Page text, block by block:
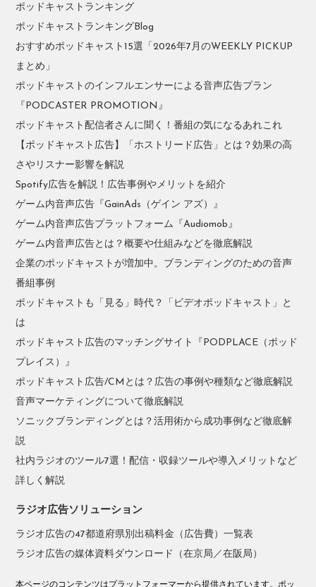
ポッドキャストランキング
ポッドキャストランキングBlog
おすすめポッドキャスト15選「2026年7月のWEEKLY PICKUP
まとめ」
ポッドキャストのインフルエンサーによる音声広告プラン
『PODCASTER PROMOTION』
ポッドキャスト配信者さんに聞く！番組の気になるあれこれ
【ポッドキャスト広告】「ホストリード広告」とは？効果の高
さやリスナー影響を解説
Spotify広告を解説！広告事例やメリットを紹介
ゲーム内音声広告『GainAds（ゲイン アズ）』
ゲーム内音声広告プラットフォーム『Audiomob』
ゲーム内音声広告とは？概要や仕組みなどを徹底解説
企業のポッドキャストが増加中。ブランディングのための音声
番組事例
ポッドキャストも「見る」時代？「ビデオポッドキャスト」と
は
ポッドキャスト広告のマッチングサイト『PODPLACE（ポッド
プレイス）』
ポッドキャスト広告/CMとは？広告の事例や種類など徹底解説
音声マーケティングについて徹底解説
ソニックブランディングとは？活用術から成功事例など徹底解
説
社内ラジオのツール7選！配信・収録ツールや導入メリットなど
詳しく解説
ラジオ広告ソリューション
ラジオ広告の47都道府県別出稿料金（広告費）一覧表
ラジオ広告の媒体資料ダウンロード（在京局／在阪局）
本ページのコンテンツはプラットフォーマーから提供されています。ポッ